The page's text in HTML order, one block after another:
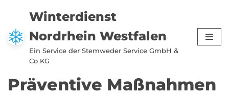
Zum
Inhalt
springen
Winterdienst
Nordrhein Westfalen
Ein Service der Stemweder Service GmbH &
Co KG
Präventive Maßnahmen